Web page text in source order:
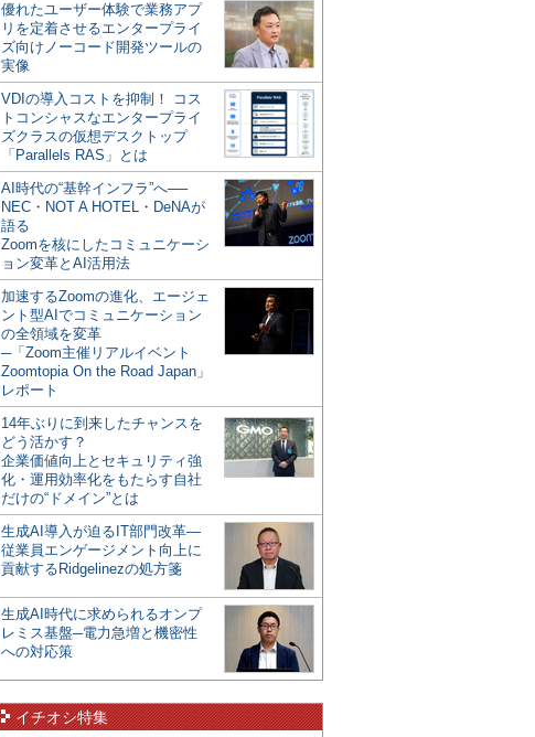
優れたユーザー体験で業務アプ
リを定着させるエンタープライ
ズ向けノーコード開発ツールの
実像
VDIの導入コストを抑制！ コス
トコンシャスなエンタープライ
ズクラスの仮想デスクトップ
「Parallels RAS」とは
AI時代の“基幹インフラ”へ──
NEC・NOT A HOTEL・DeNAが
語る
Zoomを核にしたコミュニケーシ
ョン変革とAI活用法
加速するZoomの進化、エージェ
ント型AIでコミュニケーション
の全領域を変革
─「Zoom主催リアルイベント
Zoomtopia On the Road Japan」
レポート
14年ぶりに到来したチャンスを
どう活かす？
企業価値向上とセキュリティ強
化・運用効率化をもたらす自社
だけの“ドメイン”とは
生成AI導入が迫るIT部門改革―
従業員エンゲージメント向上に
貢献するRidgelinezの処方箋
生成AI時代に求められるオンプ
レミス基盤─電力急増と機密性
への対応策
イチオシ特集